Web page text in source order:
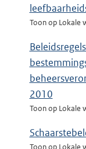
Toon op Lokale
2010
Toon op Lokale